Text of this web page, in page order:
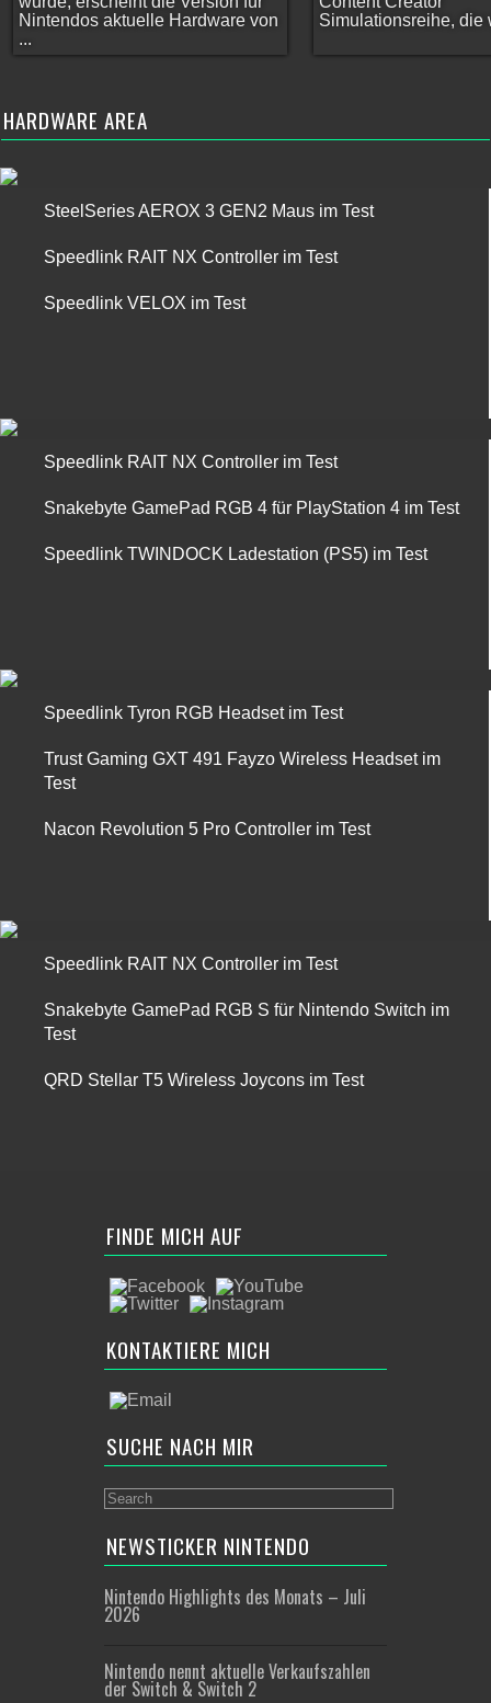
Nintendos aktuelle Hardware von
...
Simulationsreihe, die
HARDWARE AREA
SteelSeries AEROX 3 GEN2 Maus im Test
Speedlink RAIT NX Controller im Test
Speedlink VELOX im Test
Speedlink RAIT NX Controller im Test
Snakebyte GamePad RGB 4 für PlayStation 4 im Test
Speedlink TWINDOCK Ladestation (PS5) im Test
Speedlink Tyron RGB Headset im Test
Trust Gaming GXT 491 Fayzo Wireless Headset im
Test
Nacon Revolution 5 Pro Controller im Test
Speedlink RAIT NX Controller im Test
Snakebyte GamePad RGB S für Nintendo Switch im
Test
QRD Stellar T5 Wireless Joycons im Test
FINDE MICH AUF
KONTAKTIERE MICH
SUCHE NACH MIR
NEWSTICKER NINTENDO
Nintendo Highlights des Monats – Juli
2026
Nintendo nennt aktuelle Verkaufszahlen
der Switch & Switch 2